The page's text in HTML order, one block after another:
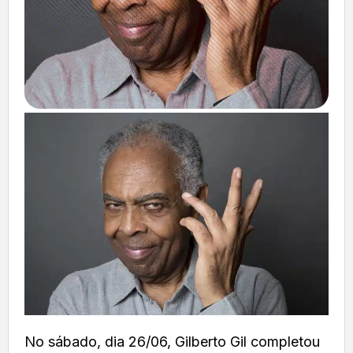
No sábado, dia 26/06, Gilberto Gil completou